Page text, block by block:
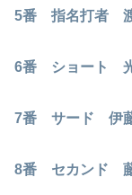
5番 指名打者 渡
6番 ショート 光
7番 サード 伊藤
8番 セカンド 藤